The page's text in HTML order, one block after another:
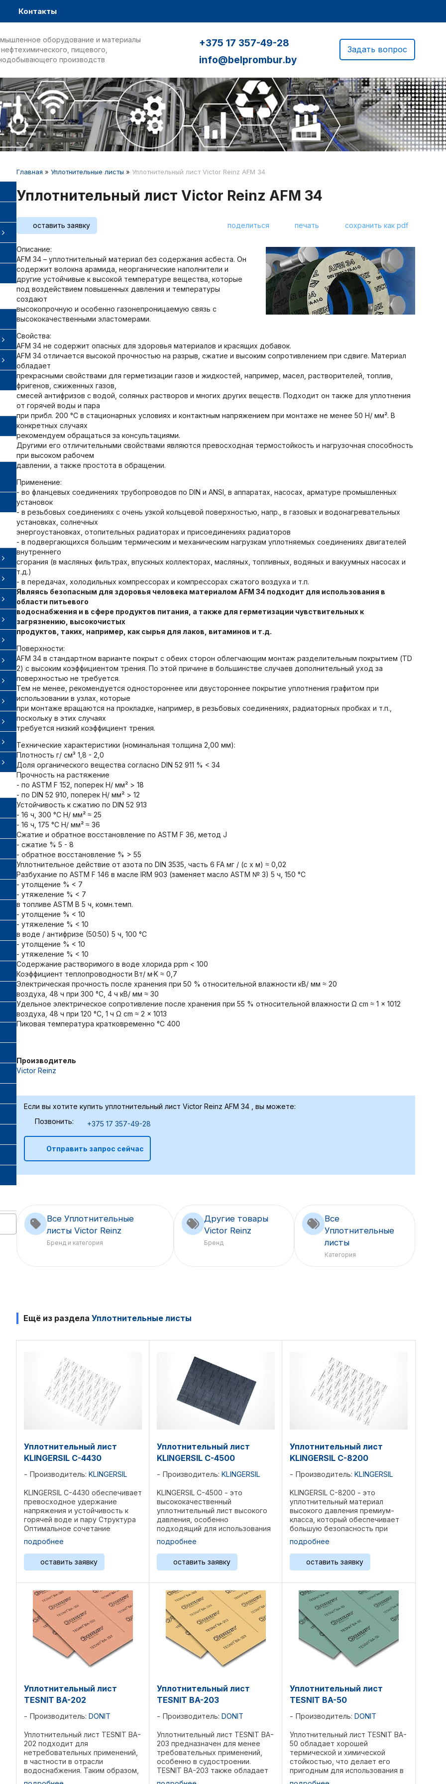
Контакты
оборудование и материалы
пищевого,
производств
+375 17 357-49-28
info@belprombur.by
Задать вопрос
Главная » Уплотнительные листы » Уплотнительный лист Victor Reinz AFM 34
Уплотнительный лист Victor Reinz AFM 34
оставить заявку поделиться печать сохранить как pdf
Описание:
AFM 34 – уплотнительный материал без содержания асбеста. Он
содержит волокна арамида, неорганические наполнители и
другие устойчивые к высокой температуре вещества, которые
под воздействием повышенных давления и температуры
создают
высокопрочную и особенно газонепроницаемую связь с
высококачественными эластомерами.
Свойства:
AFM 34 не содержит опасных для здоровья материалов и красящих добавок.
AFM 34 отличается высокой прочностью на разрыв, сжатие и высоким сопротивлением при сдвиге. Материал
обладает
прекрасными свойствами для герметизации газов и жидкостей, например, масел, растворителей, топлив,
фригенов, сжиженных газов,
смесей антифризов с водой, соляных растворов и многих других веществ. Подходит он также для уплотнения
от горячей воды и пара
при прибл. 200 °C в стационарных условиях и контактным напряжением при монтаже не менее 50 Н/ мм². В
конкретных случаях
рекомендуем обращаться за консультациями.
Другими его отличительными свойствами являются превосходная термостойкость и нагрузочная способность
при высоком рабочем
давлении, а также простота в обращении.
Применение:
- во фланцевых соединениях трубопроводов по DIN и ANSI, в аппаратах, насосах, арматуре промышленных
установок
- в резьбовых соединениях с очень узкой кольцевой поверхностью, напр., в газовых и водонагревательных
установках, солнечных
энергоустановках, отопительных радиаторах и присоединениях радиаторов
- в подвергающихся большим термическим и механическим нагрузкам уплотняемых соединениях двигателей
внутреннего
сгорания (в масляных фильтрах, впускных коллекторах, масляных, топливных, водяных и вакуумных насосах и
т.д.)
- в передачах, холодильных компрессорах и компрессорах сжатого воздуха и т.п.
Являясь безопасным для здоровья человека материалом AFM 34 подходит для использования в
области питьевого
водоснабжения и в сфере продуктов питания, а также для герметизации чувствительных к
загрязнению, высокочистых
продуктов, таких, например, как сырья для лаков, витаминов и т.д.
Поверхности:
AFM 34 в стандартном варианте покрыт с обеих сторон облегчающим монтаж разделительным покрытием (TD
2) с высоким коэффициентом трения. По этой причине в большинстве случаев дополнительный уход за
поверхностью не требуется.
Тем не менее, рекомендуется одностороннее или двустороннее покрытие уплотнения графитом при
использовании в узлах, которые
при монтаже вращаются на прокладке, например, в резьбовых соединениях, радиаторных пробках и т.п.,
поскольку в этих случаях
требуется низкий коэффициент трения.
Технические характеристики (номинальная толщина 2,00 мм):
Плотность г/ см³ 1,8 - 2,0
Доля органического вещества согласно DIN 52 911 % < 34
Прочность на растяжение
- по ASTM F 152, поперек Н/ мм² > 18
- по DIN 52 910, поперек Н/ мм² > 12
Устойчивость к сжатию по DIN 52 913
- 16 ч, 300 °C Н/ мм² ≈ 25
- 16 ч, 175 °C Н/ мм² ≈ 36
Сжатие и обратное восстановление по ASTM F 36, метод J
- сжатие % 5 - 8
- обратное восстановление % > 55
Уплотнительное действие от азота по DIN 3535, часть 6 FA мг / (с x м) ≈ 0,02
Разбухание по ASTM F 146 в масле IRM 903 (заменяет масло ASTM № 3) 5 ч, 150 °C
- утолщение % < 7
- утяжеление % < 7
в топливе ASTM B 5 ч, комн.темп.
- утолщение % < 10
- утяжеление % < 10
в воде / антифризе (50:50) 5 ч, 100 °C
- утолщение % < 10
- утяжеление % < 10
Содержание растворимого в воде хлорида ppm < 100
Коэффициент теплопроводности Вт/ м·K ≈ 0,7
Электрическая прочность после хранения при 50 % относительной влажности кВ/ мм ≈ 20
воздуха, 48 ч при 300 °C, 4 ч кВ/ мм ≈ 30
Удельное электрическое сопротивление после хранения при 55 % относительной влажности Ω cm ≈ 1 x 1012
воздуха, 48 ч при 120 °C, 1 ч Ω cm ≈ 2 x 1013
Пиковая температура кратковременно °C 400
Производитель
Victor Reinz
Если вы хотите купить уплотнительный лист Victor Reinz AFM 34 , вы можете:
Позвонить:
+375 17 357-49-28
Отправить запрос сейчас
Все Уплотнительные
листы Victor Reinz
Бренд и категория
Другие товары
Victor Reinz
Бренд
Все
Уплотнительные
листы
Категория
Ещё из раздела Уплотнительные листы
Уплотнительный лист
KLINGERSIL C-4430
Производитель: KLINGERSIL
KLINGERSIL C-4430 обеспечивает
превосходное удержание
напряжения и устойчивость к
горячей воде и пару Структура
Оптимальное сочетание
синтетических волокон,
соединенных с NBR. Области
применения Устойчив к воде и
пару при более высоких
температурах, ...
подробнее
оставить заявку
Уплотнительный лист
KLINGERSIL C-4500
Производитель: KLINGERSIL
KLINGERSIL C-4500 - это
высококачественный
уплотнительный лист высокого
давления, особенно
подходящий для использования
с высокотемпературными
щелочными средами и
перегретым паром. Это продукт
с превосходными
эксплуатационными
характеристиками, ...
подробнее
оставить заявку
Уплотнительный лист
KLINGERSIL C-8200
Производитель: KLINGERSIL
KLINGERSIL C-8200 - это
уплотнительный материал
высокого давления премиум-
класса, который обеспечивает
большую безопасность при
использовании с
высококонцентрированными
кислотами. Структура
Стекловолокно, скрепленное
специальными кислотостойкими
...
подробнее
оставить заявку
Уплотнительный лист
TESNIT BA-202
Производитель: DONIT
Уплотнительный лист TESNIT BA-
202 подходит для
нетребовательных применений,
в частности в отрасли
водоснабжения. Таким образом,
TESNIT BA-202 был разработан с
Уплотнительный лист
TESNIT BA-203
Производитель: DONIT
Уплотнительный лист TESNIT BA-
203 предназначен для менее
требовательных применений,
особенно в судостроении.
TESNIT BA-203 также обладает
хорошей термостойкостью..
Уплотнительный лист
TESNIT BA-50
Производитель: DONIT
Уплотнительный лист TESNIT BA-
50 обладает хорошей
термической и химической
стойкостью, что делает его
пригодным для использования в
широком спектре применений.